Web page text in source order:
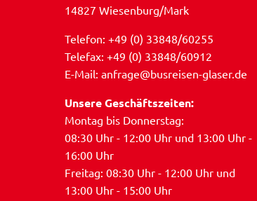
14827 Wiesenburg/Mark
Telefon: +49 (0) 33848/60255
Telefax: +49 (0) 33848/60912
E-Mail: anfrage@busreisen-glaser.de
Unsere Geschäftszeiten:
Montag bis Donnerstag:
08:30 Uhr - 12:00 Uhr und 13:00 Uhr -
16:00 Uhr
Freitag: 08:30 Uhr - 12:00 Uhr und
13:00 Uhr - 15:00 Uhr